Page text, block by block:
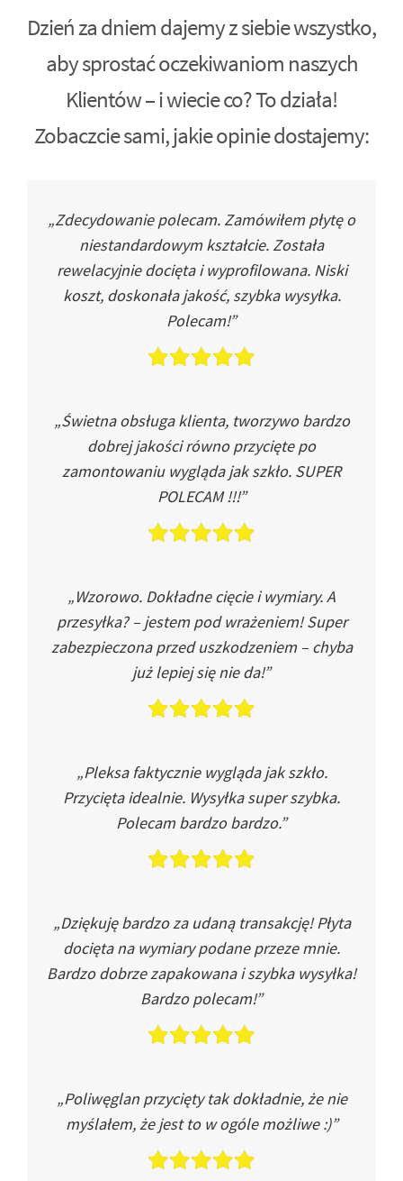
Dzień za dniem dajemy z siebie wszystko,
aby sprostać oczekiwaniom naszych
Klientów – i wiecie co? To działa!
Zobaczcie sami, jakie opinie dostajemy:
„Zdecydowanie polecam. Zamówiłem płytę o
niestandardowym kształcie. Została
rewelacyjnie docięta i wyprofilowana. Niski
koszt, doskonała jakość, szybka wysyłka.
Polecam!”
„Świetna obsługa klienta, tworzywo bardzo
dobrej jakości równo przycięte po
zamontowaniu wygląda jak szkło. SUPER
POLECAM !!!”
„Wzorowo. Dokładne cięcie i wymiary. A
przesyłka? – jestem pod wrażeniem! Super
zabezpieczona przed uszkodzeniem – chyba
już lepiej się nie da!”
„Pleksa faktycznie wygląda jak szkło.
Przycięta idealnie. Wysyłka super szybka.
Polecam bardzo bardzo.”
„Dziękuję bardzo za udaną transakcję! Płyta
docięta na wymiary podane przeze mnie.
Bardzo dobrze zapakowana i szybka wysyłka!
Bardzo polecam!”
„Poliwęglan przycięty tak dokładnie, że nie
myślałem, że jest to w ogóle możliwe :)”